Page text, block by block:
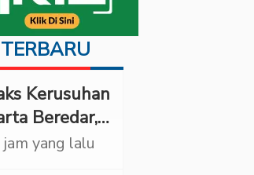
Kerusuhan
Beredar,
Jangan Bikin
jam yang lalu